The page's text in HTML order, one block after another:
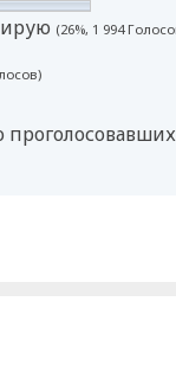
(26%, 1 994